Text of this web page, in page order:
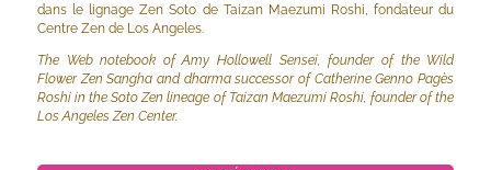
dans le lignage Zen Soto de Taizan Maezumi Roshi, fondateur du
Centre Zen de Los Angeles.
The Web notebook of Amy Hollowell Sensei, founder of the Wild
Flower Zen Sangha and dharma successor of Catherine Genno Pagès
Roshi in the Soto Zen lineage of Taizan Maezumi Roshi, founder of the
Los Angeles Zen Center.